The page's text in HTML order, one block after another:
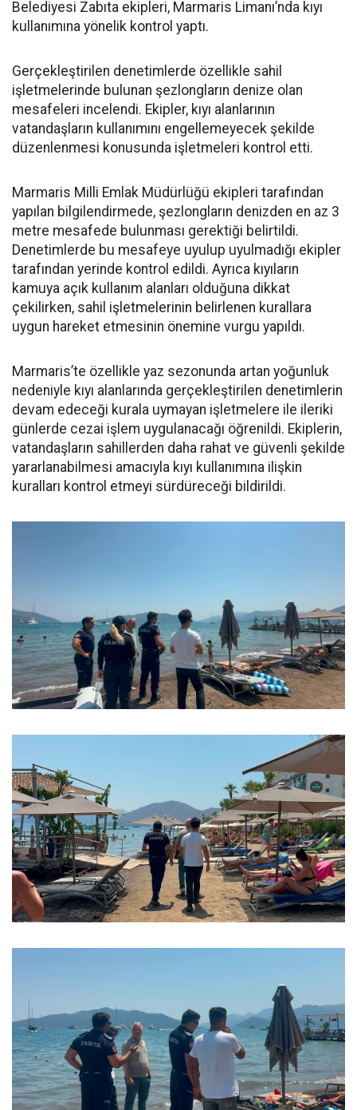
Belediyesi Zabıta ekipleri, Marmaris Limanı’nda kıyı
kullanımına yönelik kontrol yaptı.
Gerçekleştirilen denetimlerde özellikle sahil
işletmelerinde bulunan şezlongların denize olan
mesafeleri incelendi. Ekipler, kıyı alanlarının
vatandaşların kullanımını engellemeyecek şekilde
düzenlenmesi konusunda işletmeleri kontrol etti.
Marmaris Milli Emlak Müdürlüğü ekipleri tarafından
yapılan bilgilendirmede, şezlongların denizden en az 3
metre mesafede bulunması gerektiği belirtildi.
Denetimlerde bu mesafeye uyulup uyulmadığı ekipler
tarafından yerinde kontrol edildi. Ayrıca kıyıların
kamuya açık kullanım alanları olduğuna dikkat
çekilirken, sahil işletmelerinin belirlenen kurallara
uygun hareket etmesinin önemine vurgu yapıldı.
Marmaris’te özellikle yaz sezonunda artan yoğunluk
nedeniyle kıyı alanlarında gerçekleştirilen denetimlerin
devam edeceği kurala uymayan işletmelere ile ileriki
günlerde cezai işlem uygulanacağı öğrenildi. Ekiplerin,
vatandaşların sahillerden daha rahat ve güvenli şekilde
yararlanabilmesi amacıyla kıyı kullanımına ilişkin
kuralları kontrol etmeyi sürdüreceği bildirildi.